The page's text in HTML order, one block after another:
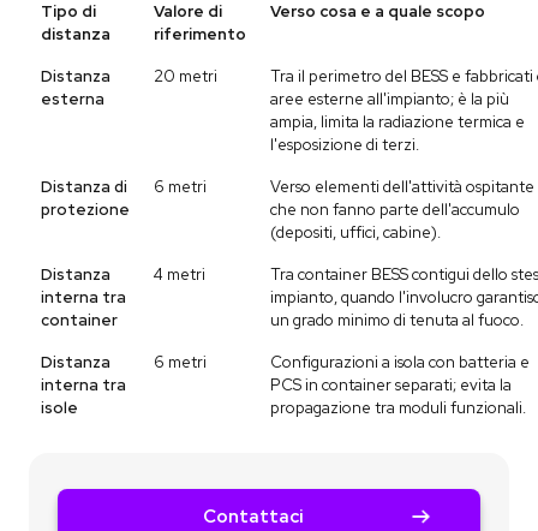
Tipo di
distanza
Valore di
riferimento
Verso cosa e a quale scopo
Distanza
esterna
20 metri
Tra il perimetro del BESS e fabbricati
aree esterne all'impianto; è la più
ampia, limita la radiazione termica e
l'esposizione di terzi.
Distanza di
protezione
6 metri
Verso elementi dell'attività ospitante
che non fanno parte dell'accumulo
(depositi, uffici, cabine).
Distanza
interna tra
container
4 metri
Tra container BESS contigui dello
impianto, quando l'involucro
un grado minimo di tenuta al fuoco.
Distanza
interna tra
isole
6 metri
Configurazioni a isola con batteria e
PCS in container separati; evita la
propagazione tra moduli funzionali.
Contattaci